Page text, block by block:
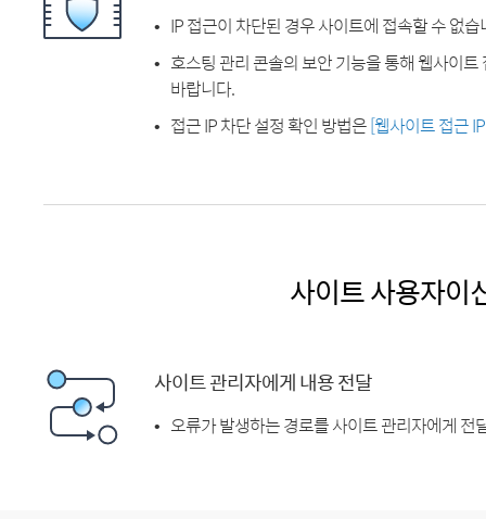
IP 접근이 차단된 경우 사이트에 접속할 수 없습
호스팅 관리 콘솔의 보안 기능을 통해 웹사이
바랍니다.
접근 IP 차단 설정 확인 방법은[웹사이트 접근
사이트 사용자이
사이트 관리자에게 내용 전달
오류가 발생하는 경로를 사이트 관리자에게 전